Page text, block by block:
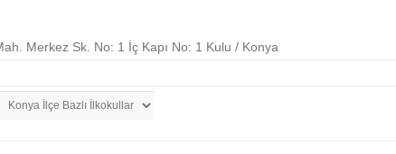
Merkez Sk. No: 1 İç Kapı No: 1 Kulu / Konya